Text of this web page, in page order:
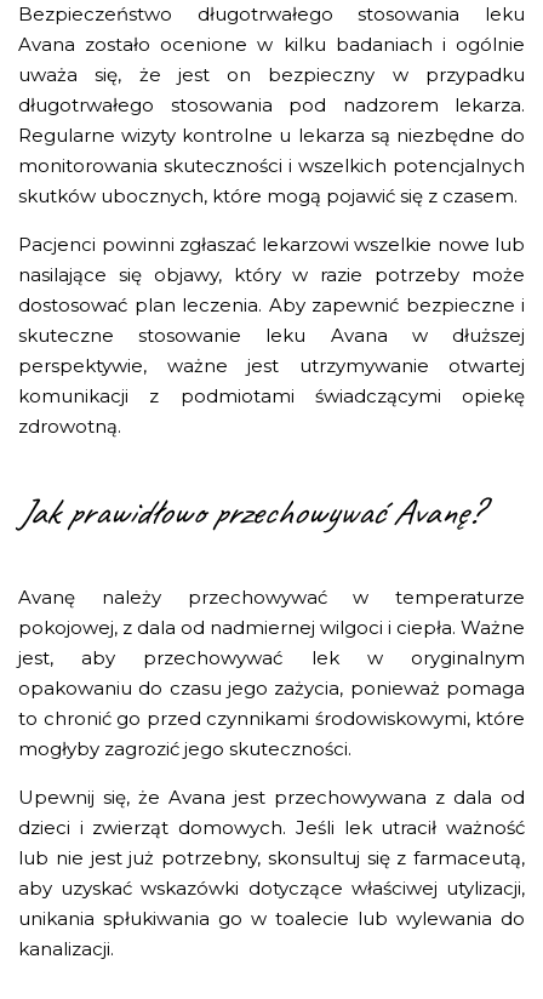
Bezpieczeństwo długotrwałego stosowania leku
Avana zostało ocenione w kilku badaniach i ogólnie
uważa się, że jest on bezpieczny w przypadku
długotrwałego stosowania pod nadzorem lekarza.
Regularne wizyty kontrolne u lekarza są niezbędne do
monitorowania skuteczności i wszelkich potencjalnych
skutków ubocznych, które mogą pojawić się z czasem.
Pacjenci powinni zgłaszać lekarzowi wszelkie nowe lub
nasilające się objawy, który w razie potrzeby może
dostosować plan leczenia. Aby zapewnić bezpieczne i
skuteczne stosowanie leku Avana w dłuższej
perspektywie, ważne jest utrzymywanie otwartej
komunikacji z podmiotami świadczącymi opiekę
zdrowotną.
Jak prawidłowo przechowywać Avanę?
Avanę należy przechowywać w temperaturze
pokojowej, z dala od nadmiernej wilgoci i ciepła. Ważne
jest, aby przechowywać lek w oryginalnym
opakowaniu do czasu jego zażycia, ponieważ pomaga
to chronić go przed czynnikami środowiskowymi, które
mogłyby zagrozić jego skuteczności.
Upewnij się, że Avana jest przechowywana z dala od
dzieci i zwierząt domowych. Jeśli lek utracił ważność
lub nie jest już potrzebny, skonsultuj się z farmaceutą,
aby uzyskać wskazówki dotyczące właściwej utylizacji,
unikania spłukiwania go w toalecie lub wylewania do
kanalizacji.